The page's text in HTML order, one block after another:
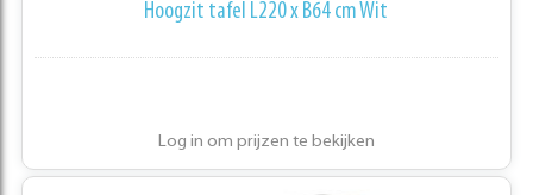
Hoogzit tafel L220 x B64 cm Wit
Log in om prijzen te bekijken